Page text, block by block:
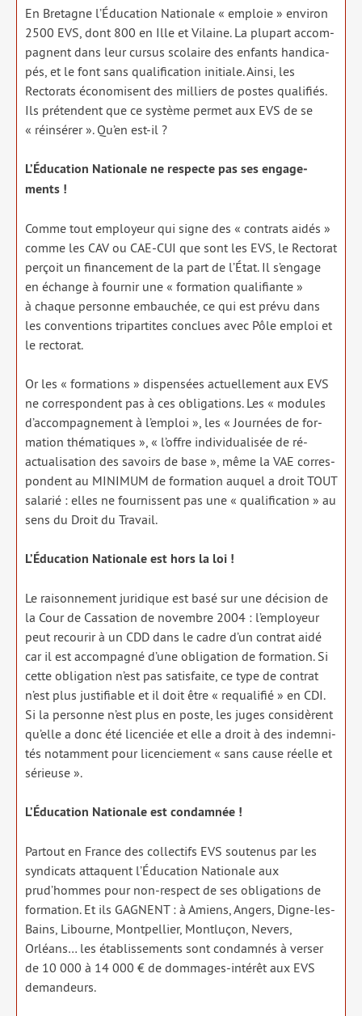
En Bretagne l’Éducation Nationale « emploie » envi­ron
2500 EVS, dont 800 en Ille et Vilaine. La plu­part accom­
pagnent dans leur cur­sus sco­laire des enfants han­di­ca­
pés, et le font sans qua­li­fi­ca­tion ini­tiale. Ainsi, les
Rectorats éco­no­misent des mil­liers de postes qua­li­fiés.
Ils pré­tendent que ce sys­tème per­met aux EVS de se
« réin­sé­rer ». Qu’en est-il ?
L’Éducation Nationale ne res­pecte pas ses enga­ge­
ments !
Comme tout employeur qui signe des « contrats aidés »
comme les CAV ou CAE-CUI que sont les EVS, le Rectorat
per­çoit un finan­ce­ment de la part de l’État. Il s’engage
en échange à four­nir une « for­ma­tion qua­li­fiante »
à chaque per­sonne embau­chée, ce qui est pré­vu dans
les conven­tions tri­par­tites conclues avec Pôle emploi et
le rec­to­rat.
Or les « for­ma­tions » dis­pen­sées actuel­le­ment aux EVS
ne cor­res­pondent pas à ces obli­ga­tions. Les « modules
d’accompagnement à l’emploi », les « Journées de for­
ma­tion thé­ma­tiques », « l’offre indi­vi­dua­li­sée de ré-
actua­li­sa­tion des savoirs de base », même la VAE cor­res­
pondent au MINIMUM de for­ma­tion auquel a droit TOUT
sala­rié : elles ne four­nissent pas une « qua­li­fi­ca­tion » au
sens du Droit du Travail.
L’Éducation Nationale est hors la loi !
Le rai­son­ne­ment juri­dique est basé sur une déci­sion de
la Cour de Cassation de novembre 2004 : l’employeur
peut recou­rir à un CDD dans le cadre d’un contrat aidé
car il est accom­pa­gné d’une obli­ga­tion de for­ma­tion. Si
cette obli­ga­tion n’est pas satis­faite, ce type de contrat
n’est plus jus­ti­fiable et il doit être « requa­li­fié » en CDI.
Si la per­sonne n’est plus en poste, les juges consi­dèrent
qu’elle a donc été licen­ciée et elle a droit à des indem­ni­
tés notam­ment pour licen­cie­ment « sans cause réelle et
sérieuse ».
L’Éducation Nationale est condam­née !
Partout en France des col­lec­tifs EVS sou­te­nus par les
syn­di­cats attaquent l’Éducation Nationale aux
prud’hommes pour non-res­pect de ses obli­ga­tions de
for­ma­tion. Et ils GAGNENT : à Amiens, Angers, Digne-les-
Bains, Libourne, Montpellier, Montluçon, Nevers,
Orléans… les éta­blis­se­ments sont condam­nés à ver­ser
de 10 000 à 14 000 € de dom­mages-inté­rêt aux EVS
deman­deurs.